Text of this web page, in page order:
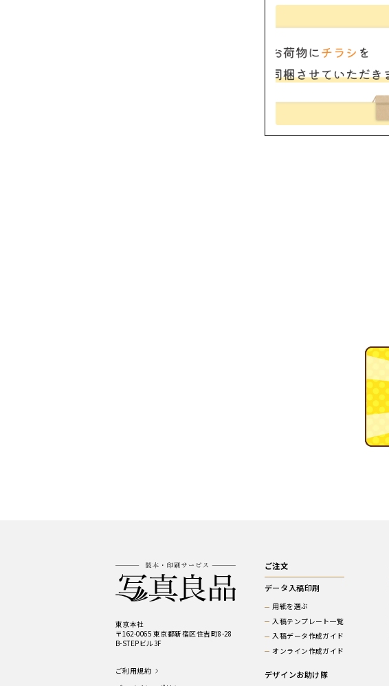
東京本社
〒162-0065 東京都新宿区住吉町8-28
B-STEPビル3F
ご利用規約
ご注文
データ入稿印刷
用紙を選ぶ
入稿テンプレート一覧
入稿データ作成ガイド
オンライン作成ガイド
デザインお助け隊